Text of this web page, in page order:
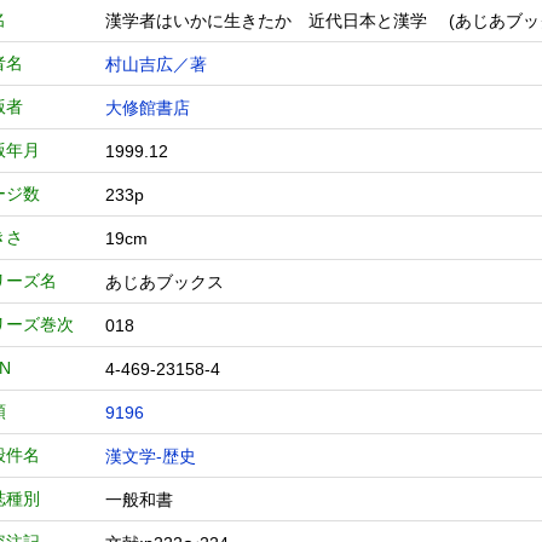
漢学者はいかに生きたか 近代日本と漢学 (あじあブッ
名 村山吉広／著
者 大修館書店
年月 1999.12
ジ数 233p
さ 19cm
ーズ名 あじあブックス
ーズ巻次 018
4-469-23158-4
9196
件名 漢文学-歴史
種別 一般和書